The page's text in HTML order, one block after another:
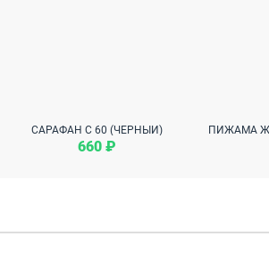
САРАФАН С 60 (ЧЕРНЫЙ)
660 ₽